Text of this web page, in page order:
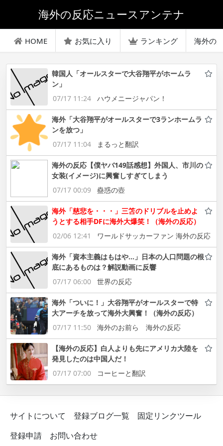
海外の反応ニュースアンテナ
HOME お気に入り ランキング 海外の
韓国人「オールスターで大谷翔平がホームラ
ン」
07/17 11:24
ハウメニージャパン！
海外「大谷翔平がオールスターで3ランホームラ
ンを放つ」
07/17 11:04
まるっと翻訳
海外の反応【僕ヤバ149話感想】外国人、市川の
女装(イメージ)に興奮しすぎてしまう
07/17 00:09
蠱惑の壺
海外「慈悲を・・・」三笘のドリブルを止めよ
うとする相手DFに海外大爆笑！（海外の反応）
02/06 12:41
ワールドサッカーファン 海外の反応
海外「資本主義はもはや…」日本の人口問題の根
底にあるものは？解説動画に反響
07/17 06:00
世界の反応
海外「ついに！」大谷翔平がオールスターで特
大アーチを放って海外大興奮！（海外の反応）
07/17 11:50
海外のお前ら 海外の反応
【海外の反応】白人よりも先にアメリカ大陸を
発見したのは中国人だ！
07/17 07:00
コーヒーと翻訳
サイトについて 登録ブログ一覧
固定リンクツール
登録申請
お問い合わせ